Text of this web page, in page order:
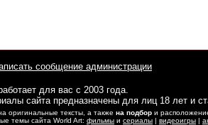
сообщение администрации
для вас с 2003 года.
сайта предназначены для лиц 18 лет и
оригинальные тексты, а также на подбор и
темы сайта World Art: фильмы и сериалы | видеоигры |